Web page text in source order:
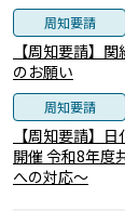
周知要請
【周知要請】
のお願い
周知要請
【周知要請】
開催 令和8年度
への対応～